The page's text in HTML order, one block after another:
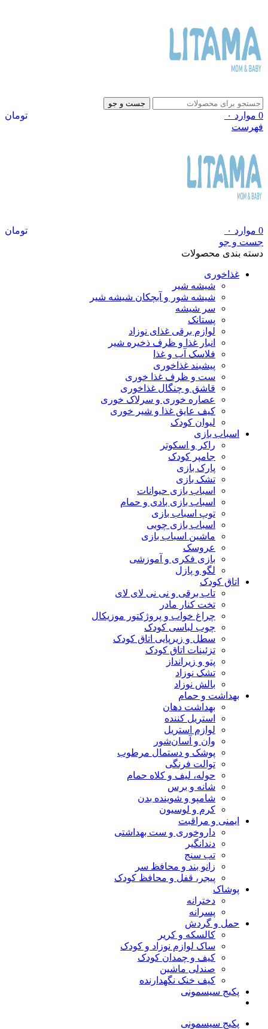
جست و جو
0 موارد ۰
تومان
فهرست
0 موارد ۰
تومان
جست و جو
دسته بندی محصولات
غذاخوری
شیشه شیر
شیشه ‌شور و آبچکان شیشه‌ شیر
سر شیشه
پستانک
لوازم برقی غذای نوزاد
انبار غذا و ظرف ذخیره شیر
فلاسک آب و غذا
پیشبند غذاخوری
ست و ظرف غذا خوری
قاشق و چنگال غذاخوری
عصاره خوری و سرلاک خوری
کیف عایق غذا و شیر خوری
لیوان کودک
اسباب بازی
راکر و اسکوتر
جامپر کودک
پارک بازی
تشک بازی
اسباب بازی حیوانات
اسباب بازی بادی و حمام
توپ اسباب بازی
اسباب بازی چوبی
ماشین اسباب بازی
عروسک
بازی فکری و آموزشی
لگو و پازل
اتاق کودک
تاب برقی و نی نی لای لای
تخت کنار مادر
چراغ خواب و پروژکتور موزیکال
چوب لباسی کودک
سطل و زیرپایی اتاق کودک
تزئینات اتاق کودک
پتو و زیرانداز
تشک نوزاد
بالش نوزاد
بهداشت و حمام
بهداشت دهان
استریل کننده
لوازم استریل
وان و آسان‌شور
پوشک و دستمال مرطوب
توالت فرنگی
حوله، لیف و کلاه حمام
شانه و برس
شامپو و شوینده بدن
کرم و لوسیون
ایمنی و مراقبت
داروخوری و ست بهداشتی
دندانگیر
تب‌ سنج
زانو بند و محافظ سر
پیجر، قفل و محافظ کودک
پوشاک
دخترانه
پسرانه
حمل و گردش
کالسکه و کریر
ساک لوازم نوزاد و کودک
کیف و چمدان کودک
صندلی ماشین
کیف خنک نگهدارنده
پکیج سیسمونی
پکیج سیسمونی